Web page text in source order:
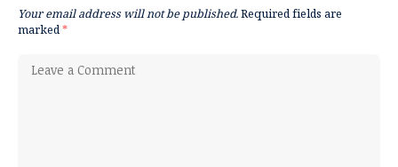
Your email address will not be published.Required fields are
marked*